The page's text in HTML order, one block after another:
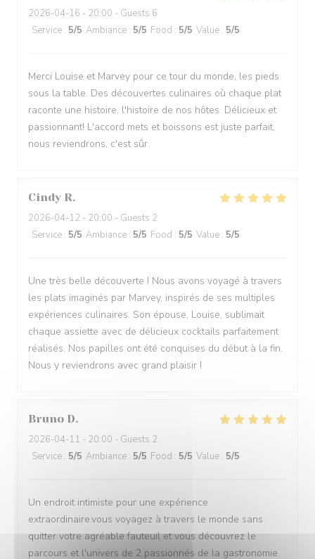
2026-04-16 - 20:00 - Guests 6
Service : 5/5 Ambiance : 5/5 Food : 5/5 Value : 5/5
Merci Louise et Marvey pour ce tour du monde, les pieds
sous la table. Des découvertes culinaires où chaque plat
raconte une histoire, l'histoire de nos hôtes. Délicieux et
passionnant! L'accord mets et boissons est juste parfait,
nous reviendrons, c'est sûr.
Cindy R
2026-04-12 - 20:00 - Guests 2
Service : 5/5 Ambiance : 5/5 Food : 5/5 Value : 5/5
Une très belle découverte ! Nous avons voyagé à travers
les plats imaginés par Marvey, inspirés de ses multiples
expériences culinaires. Son épouse, Louise, sublimait
chaque assiette avec de délicieux cocktails parfaitement
réalisés. Nos papilles ont été conquises du début à la fin.
Nous y reviendrons avec grand plaisir !
Bruno D
2026-04-11 - 20:00 - Guests 2
Service : 5/5 Ambiance : 5/5 Food : 5/5 Value : 5/5
Un endroit intimiste pour une expérience
extraordinaire.vous voyagez à travers le monde sans
quitter votre agréable fauteuil et vous découvrez le
parcours et l'univers de 2 passionnés de la gastronomie.